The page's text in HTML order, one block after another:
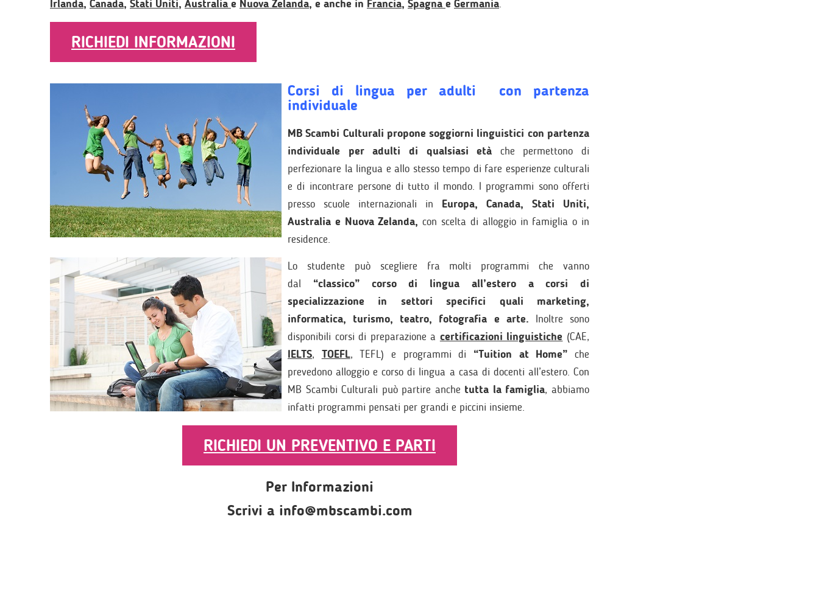
Irlanda, Canada, Stati Uniti, Australia e Nuova Zelanda, e anche in Francia, Spagna e Germania.
RICHIEDI INFORMAZIONI
Corsi di lingua per adulti con partenza
individuale
MB Scambi Culturali propone soggiorni linguistici con partenza
individuale per adulti di qualsiasi età che permettono di
perfezionare la lingua e allo stesso tempo di fare esperienze culturali
e di incontrare persone di tutto il mondo. I programmi sono offerti
presso scuole internazionali in Europa, Canada, Stati Uniti,
Australia e Nuova Zelanda,con scelta di alloggio in famiglia o in
residence.
Lo studente può scegliere fra molti programmi che vanno
dal “classico” corso di lingua all’estero a corsi di
specializzazione in settori specifici quali marketing,
informatica, turismo, teatro, fotografia e arte. Inoltre sono
disponibili corsi di preparazione a certificazioni linguistiche (CAE,
IELTS, TOEFL, TEFL) e programmi di “Tuition at Home” che
prevedono alloggio e corso di lingua a casa di docenti all’estero. Con
MB Scambi Culturali può partire anche tutta la famiglia, abbiamo
infatti programmi pensati per grandi e piccini insieme.
RICHIEDI UN PREVENTIVO E PARTI
Per Informazioni
Scrivi a info@mbscambi.com